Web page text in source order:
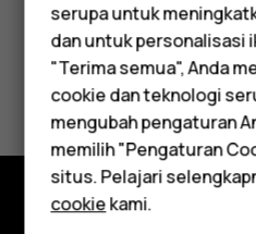
Smartphone
Feature
Aksesori
Tablet
Apakah ini membantu?
Ya Tidak
serupa untuk
dan untuk personalisasi
"Terima semua", Anda
cookie dan teknologi
mengubah pengaturan
memilih "Pengaturan
situs. Pelajari
cookiekami.